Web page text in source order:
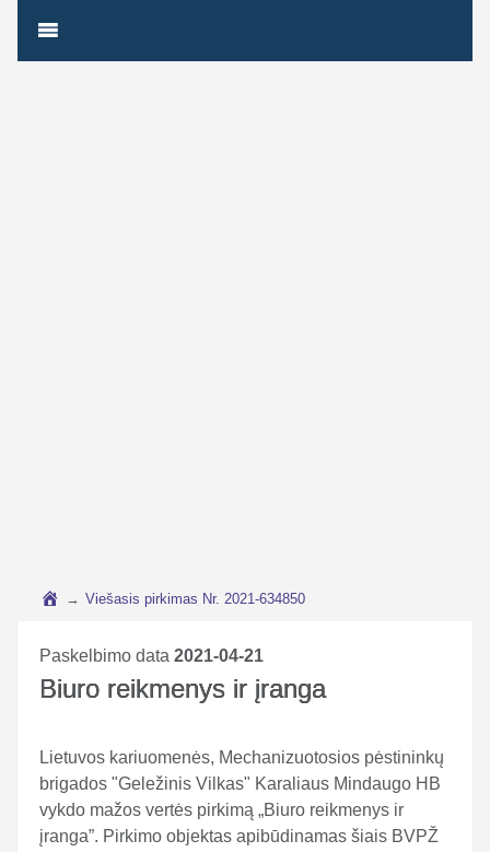
→ Viešasis pirkimas Nr. 2021-634850
Paskelbimo data 2021-04-21
Biuro reikmenys ir įranga
Lietuvos kariuomenės, Mechanizuotosios pėstininkų
brigados "Geležinis Vilkas" Karaliaus Mindaugo HB
vykdo mažos vertės pirkimą „Biuro reikmenys ir
įranga”. Pirkimo objektas apibūdinamas šiais BVPŽ